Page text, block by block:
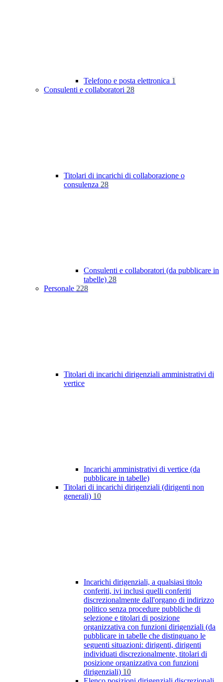
Telefono e posta elettronica 1
Consulenti e collaboratori 28
Titolari di incarichi di collaborazione o
consulenza 28
Consulenti e collaboratori (da pubblicare in
tabelle) 28
Personale 228
Titolari di incarichi dirigenziali amministrativi di
vertice
Incarichi amministrativi di vertice (da
pubblicare in tabelle)
Titolari di incarichi dirigenziali (dirigenti non
generali) 10
Incarichi dirigenziali, a qualsiasi titolo
conferiti, ivi inclusi quelli conferiti
discrezionalmente dall'organo di indirizzo
politico senza procedure pubbliche di
selezione e titolari di posizione
organizzativa con funzioni dirigenziali (da
pubblicare in tabelle che distinguano le
seguenti situazioni: dirigenti, dirigenti
individuati discrezionalmente, titolari di
posizione organizzativa con funzioni
dirigenziali) 10